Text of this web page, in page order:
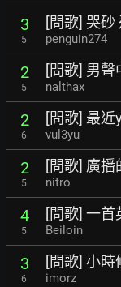
3
5
[問歌] 哭
penguin274
2
5
[問歌] 男
nalthax
2
6
[問歌] 最
vul3yu
2
5
[問歌] 廣播
nitro
4
5
[問歌] 一
Beiloin
3
6
[問歌] 小
imorz